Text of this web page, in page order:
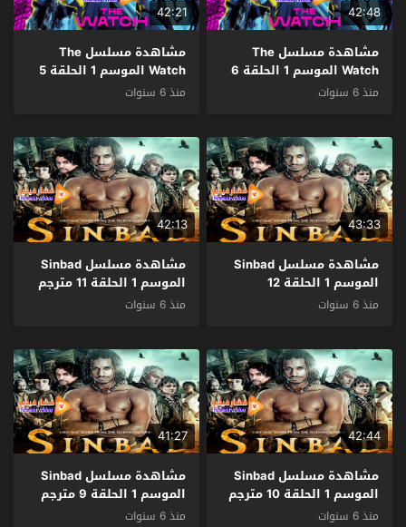
42:48
مشاهدة مسلسل The
Watch الموسم 1 الحلقة 6
مترجم
منذ 6 سنوات
42:21
مشاهدة مسلسل The
Watch الموسم 1 الحلقة 5
مترجم
منذ 6 سنوات
43:33
مشاهدة مسلسل Sinbad
الموسم 1 الحلقة 12
والاخيرة مترجم
منذ 6 سنوات
42:13
مشاهدة مسلسل Sinbad
الموسم 1 الحلقة 11 مترجم
منذ 6 سنوات
42:44
مشاهدة مسلسل Sinbad
الموسم 1 الحلقة 10 مترجم
منذ 6 سنوات
41:27
مشاهدة مسلسل Sinbad
الموسم 1 الحلقة 9 مترجم
منذ 6 سنوات